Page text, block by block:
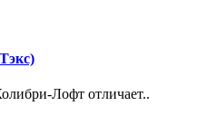
Лофт отличает..